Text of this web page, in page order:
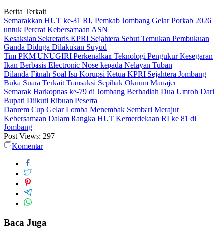
Berita Terkait
Semarakkan HUT ke-81 RI, Pemkab Jombang Gelar Porkab 2026
untuk Pererat Kebersamaan ASN
Kesaksian Sekretaris KPRI Sejahtera Sebut Temukan Pembukuan
Ganda Diduga Dilakukan Suyud
Tim PKM UNUGIRI Perkenalkan Teknologi Pengukur Kesegaran
Ikan Berbasis Electronic Nose kepada Nelayan Tuban
Dilanda Fitnah Soal Isu Korupsi Ketua KPRI Sejahtera Jombang
Buka Suara Terkait Transaksi Sepihak Oknum Manajer
Semarak Harkopnas ke-79 di Jombang Berhadiah Dua Umroh Dari
Bupati Diikuti Ribuan Peserta
Danrem Cup Gelar Lomba Menembak Sembari Merajut
Kebersamaan Dalam Rangka HUT Kemerdekaan RI ke 81 di
Jombang
Post Views: 297
Komentar
Baca Juga